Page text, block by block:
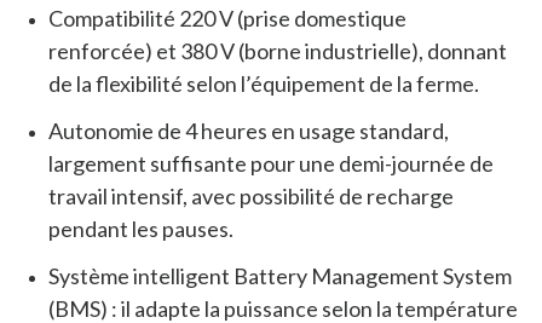
Compatibilité 220 V (prise domestique
renforcée) et 380 V (borne industrielle), donnant
de la flexibilité selon l’équipement de la ferme.
Autonomie de 4 heures en usage standard,
largement suffisante pour une demi-journée de
travail intensif, avec possibilité de recharge
pendant les pauses.
Système intelligent Battery Management System
(BMS) : il adapte la puissance selon la température